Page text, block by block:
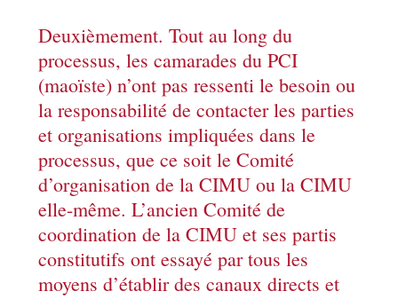
Deuxièmement. Tout au long du
processus, les camarades du PCI
(maoïste) n’ont pas ressenti le besoin ou
la responsabilité de contacter les parties
et organisations impliquées dans le
processus, que ce soit le Comité
d’organisation de la CIMU ou la CIMU
elle-même. L’ancien Comité de
coordination de la CIMU et ses partis
constitutifs ont essayé par tous les
moyens d’établir des canaux directs et